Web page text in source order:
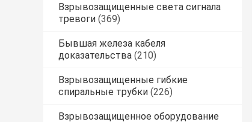
Взрывозащищенные света сигнала
тревоги (369)
Бывшая железа кабеля
доказательства (210)
Взрывозащищенные гибкие
спиральные трубки (226)
Взрывозащищенное оборудование